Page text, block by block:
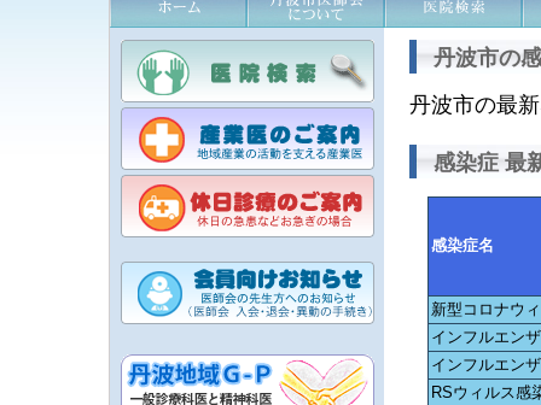
丹波市の
丹波市の最
感染症 最
感染症名
新型コロナウ
インフルエン
インフルエン
RSウィルス感